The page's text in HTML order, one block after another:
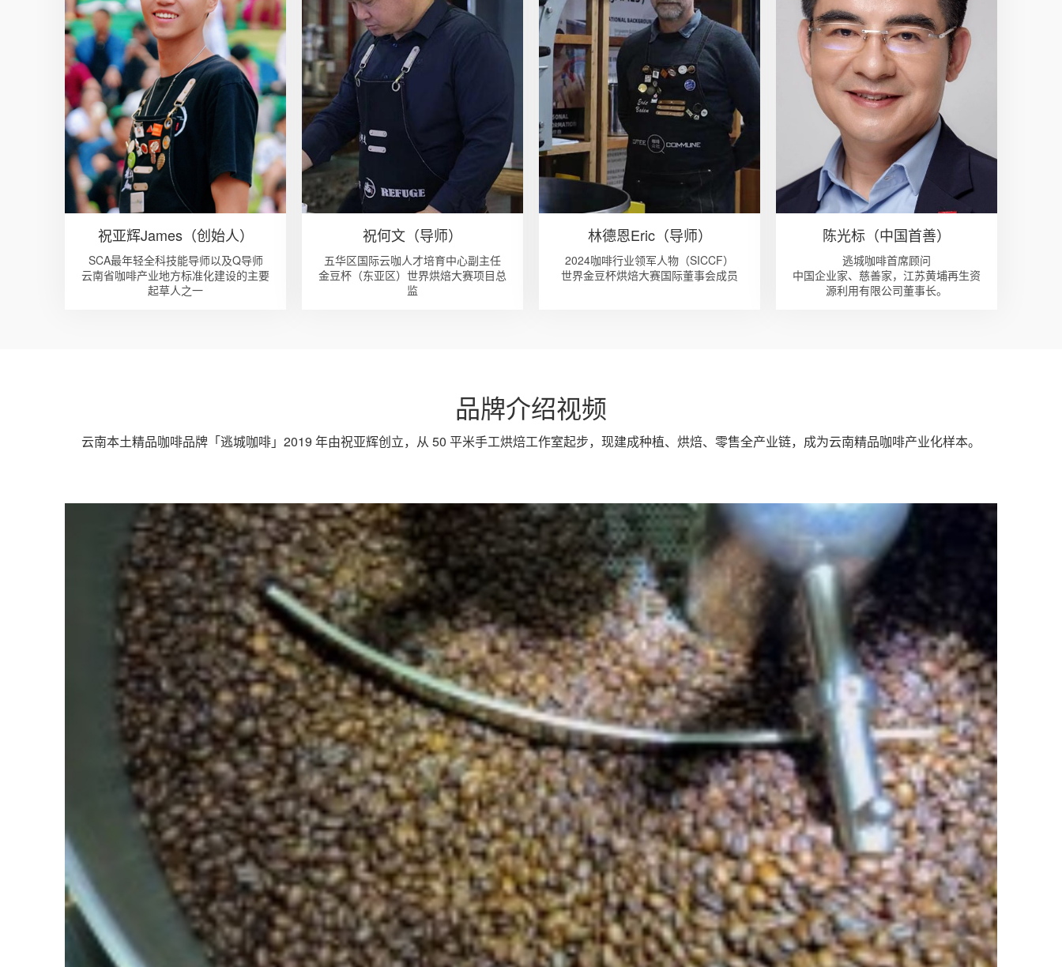
祝亚辉James（创始人）
SCA最年轻全科技能导师以及Q导师
云南省咖啡产业地方标准化建设的主要
起草人之一
祝何文（导师）
五华区国际云咖人才培育中心副主任
金豆杯（东亚区）世界烘焙大赛项目总
监
林德恩Eric（导师）
2024咖啡行业领军人物（SICCF）
世界金豆杯烘焙大赛国际董事会成员
陈光标（中国首善）
逃城咖啡首席顾问
中国企业家、慈善家，江苏黄埔再生资
源利用有限公司董事长。
品牌介绍视频
云南本土精品咖啡品牌「逃城咖啡」2019 年由祝亚辉创立，从 50 平米手工烘焙工作室起步，现建成种植、烘焙、零售全产业链，成为云南精品咖啡产业化样本。